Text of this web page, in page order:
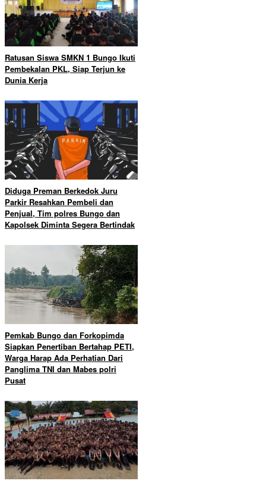
Ratusan Siswa SMKN 1 Bungo Ikuti
Pembekalan PKL, Siap Terjun ke
Dunia Kerja
Diduga Preman Berkedok Juru
Parkir Resahkan Pembeli dan
Penjual, Tim polres Bungo dan
Kapolsek Diminta Segera Bertindak
Pemkab Bungo dan Forkopimda
Siapkan Penertiban Bertahap PETI,
Warga Harap Ada Perhatian Dari
Panglima TNI dan Mabes polri
Pusat